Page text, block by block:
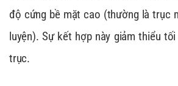
độ cứng bề mặt cao (thường là trục
luyện). Sự kết hợp này giảm thiểu
trục.